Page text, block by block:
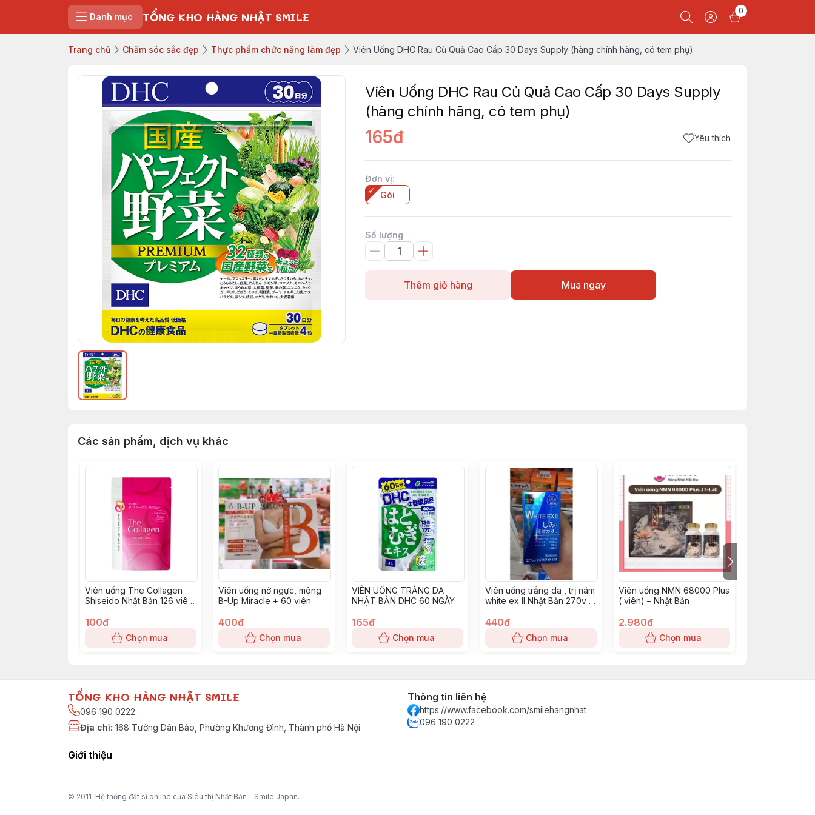
Danh mục TỔNG KHO HÀNG NHẬT SMILE 0
Trang chủ Chăm sóc sắc đẹp Thực phẩm chức năng làm đẹp Viên Uống DHC Rau Củ Quả Cao Cấp 30 Days Supply (hàng chính hãng, có tem phụ)
Viên Uống DHC Rau Củ Quả Cao Cấp 30 Days Supply
(hàng chính hãng, có tem phụ)
165đ Yêu thích
Đơn vị:
Gói
Số lượng
Thêm giỏ hàng Mua ngay
Các sản phẩm, dịch vụ khác
Viên uống The Collagen
Shiseido Nhật Bản 126 viên
100đ
Chọn mua
Viên uống nở ngực, mông
B-Up Miracle + 60 viên
400đ
Chọn mua
VIÊN UỐNG TRẮNG DA
NHẬT BẢN DHC 60 NGÀY
165đ
Chọn mua
Viên uống trắng da , trị nám
white ex II Nhật Bản 270v -
440đ
Chọn mua
Viên uống NMN 68000 Plus
( viên) – Nhật Bản
2.980đ
Chọn mua
TỔNG KHO HÀNG NHẬT SMILE
096 190 0222
Địa chỉ: 168 Tưởng Dân Bảo, Phường Khương Đình, Thành phố Hà Nội
Thông tin liên hệ
https://www.facebook.com/smilehangnhat
096 190 0222
Giới thiệu
© 2011 Hệ thống đặt sỉ online của Siêu thị Nhật Bản - Smile Japan.